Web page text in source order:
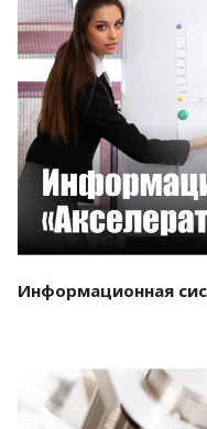
Информационная